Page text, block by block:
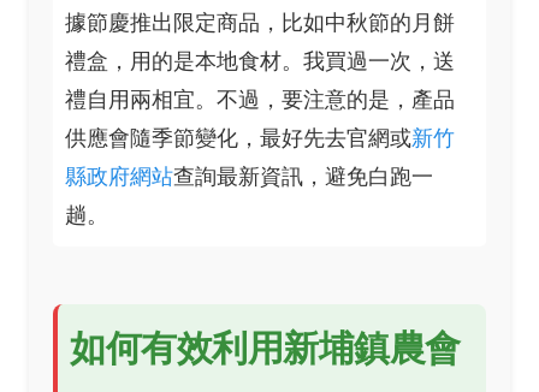
據節慶推出限定商品，比如中秋節的月餅
禮盒，用的是本地食材。我買過一次，送
禮自用兩相宜。不過，要注意的是，產品
供應會隨季節變化，最好先去官網或新竹
縣政府網站查詢最新資訊，避免白跑一
趟。
如何有效利用新埔鎮農會